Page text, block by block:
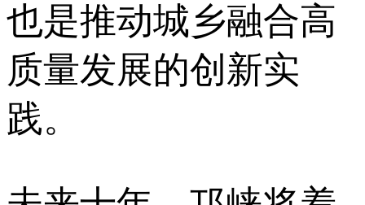
也是推动城乡融合高
质量发展的创新实
践。